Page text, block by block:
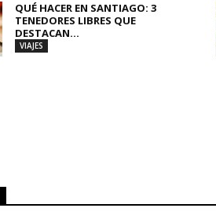
QUÉ HACER EN SANTIAGO: 3
TENEDORES LIBRES QUE
DESTACAN...
VIAJES